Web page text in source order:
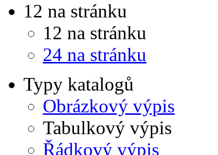
12 na stránku
12 na stránku
24 na stránku
Typy katalogů
Obrázkový výpis
Tabulkový výpis
Řádkový výpis